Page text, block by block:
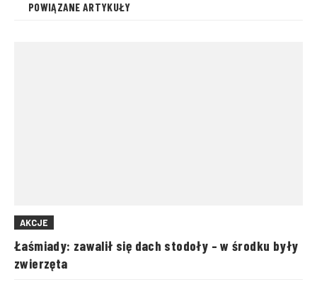
POWIĄZANE ARTYKUŁY
AKCJE
Łaśmiady: zawalił się dach stodoły – w środku były
zwierzęta